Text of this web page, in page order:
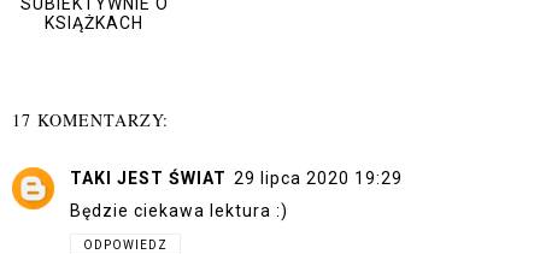
KSIĄŻKACH
17 KOMENTARZY:
TAKI JEST ŚWIAT 29 lipca 2020 19:29
Będzie ciekawa lektura :)
ODPOWIEDZ